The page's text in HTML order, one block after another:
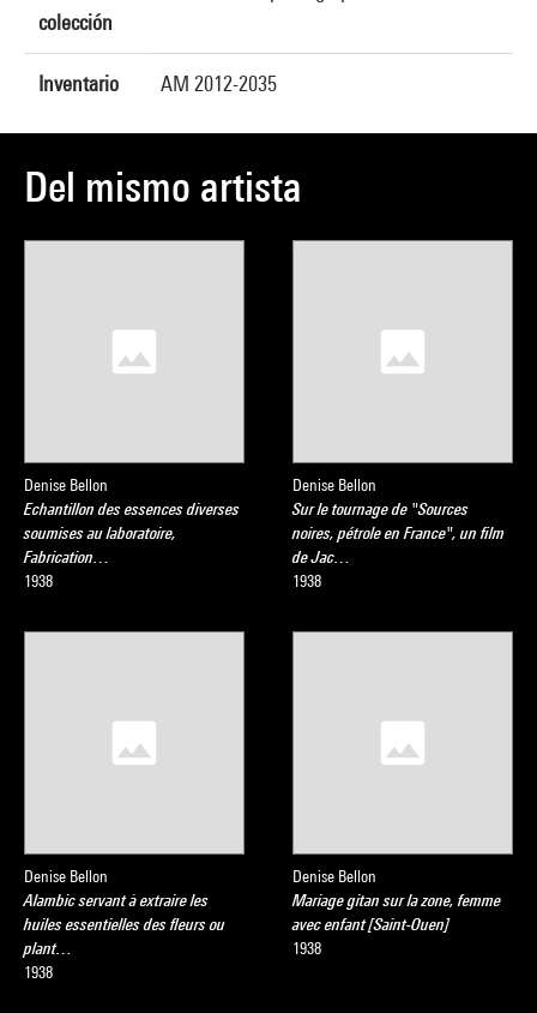
colección
Inventario AM 2012-2035
Del mismo artista
Denise Bellon
Echantillon des essences diverses
soumises au laboratoire,
Fabrication…
1938
Denise Bellon
Sur le tournage de "Sources
noires, pétrole en France", un film
de Jac…
1938
Denise Bellon
Alambic servant à extraire les
huiles essentielles des fleurs ou
plant…
1938
Denise Bellon
Mariage gitan sur la zone, femme
avec enfant [Saint-Ouen]
1938